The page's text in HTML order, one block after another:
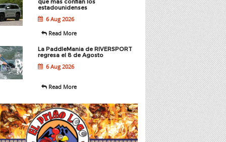
estadounidenses
6 Aug 2026
Read More
La PaddleMania de RIVERSPORT
regresa el 8 de Agosto
6 Aug 2026
Read More